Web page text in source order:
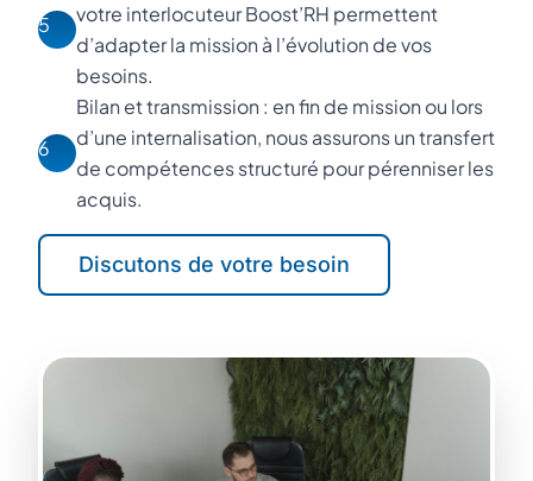
5
votre interlocuteur Boost’RH permettent
d’adapter la mission à l’évolution de vos
besoins.
6
Bilan et transmission : en fin de mission ou lors
d’une internalisation, nous assurons un transfert
de compétences structuré pour pérenniser les
acquis.
Discutons de votre besoin